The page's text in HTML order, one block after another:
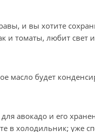
и вы хотите
и томаты, любит свет и
масло будет
авокадо и его
в холодильник; уже